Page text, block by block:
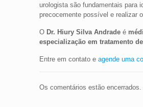
urologista são fundamentais para
precocemente possível e realizar
O Dr. Hiury Silva Andradeé
especialização em tratamento
Entre em contato e agende uma
Os comentários estão encerrados.